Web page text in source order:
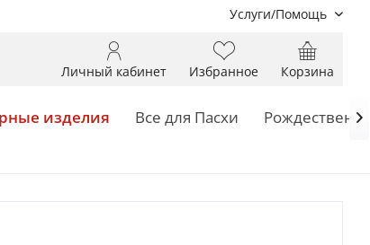
Услуги/Помощь
Корзина
Избранное
Личный кабинет
изделия Все для Пасхи 